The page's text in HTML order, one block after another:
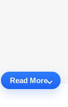
Read More